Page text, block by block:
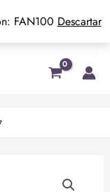
FAN100 Descartar